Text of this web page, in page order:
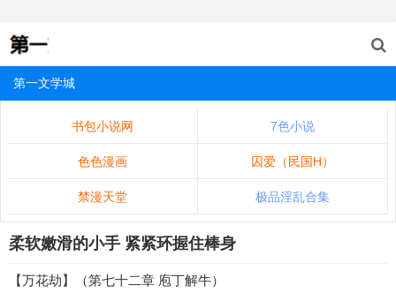
第一文学城
书包小说网 7色小说
色色漫画 囚爱（民国H）
禁漫天堂 极品淫乱合集
柔软嫩滑的小手 紧紧环握住棒身
【万花劫】（第七十二章 庖丁解牛）